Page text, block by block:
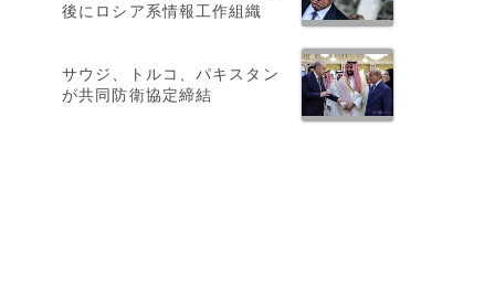
後にロシア系情報工作組織
サウジ、トルコ、パキスタン
が共同防衛協定締結